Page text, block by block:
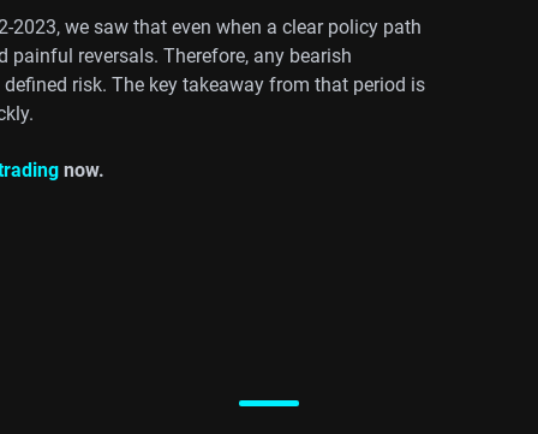
we saw that even when a clear policy path
painful reversals. Therefore, any bearish
risk. The key takeaway from that period is
now.